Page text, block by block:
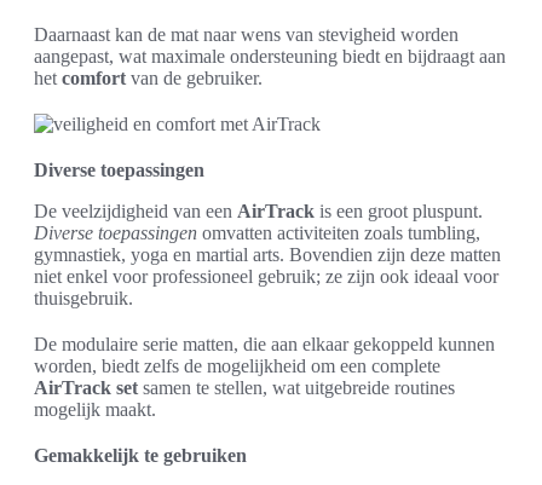
Daarnaast kan de mat naar wens van stevigheid worden
aangepast, wat maximale ondersteuning biedt en bijdraagt aan
het comfort van de gebruiker.
Diverse toepassingen
De veelzijdigheid van een AirTrack is een groot pluspunt.
Diverse toepassingen omvatten activiteiten zoals tumbling,
gymnastiek, yoga en martial arts. Bovendien zijn deze matten
niet enkel voor professioneel gebruik; ze zijn ook ideaal voor
thuisgebruik.
De modulaire serie matten, die aan elkaar gekoppeld kunnen
worden, biedt zelfs de mogelijkheid om een complete
AirTrack set samen te stellen, wat uitgebreide routines
mogelijk maakt.
Gemakkelijk te gebruiken